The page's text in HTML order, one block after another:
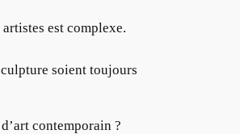
est complexe.
soient toujours
contemporain ?